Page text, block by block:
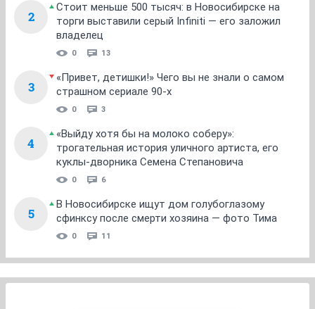
2
Стоит меньше 500 тысяч: в Новосибирске на
торги выставили серый Infiniti — его заложил
владелец
0 13
3
«Привет, детишки!» Чего вы не знали о самом
страшном сериале 90-х
0 3
4
«Выйду хотя бы на молоко соберу»:
трогательная история уличного артиста, его
куклы-дворника Семена Степановича
0 6
5
В Новосибирске ищут дом голубоглазому
сфинксу после смерти хозяина — фото Тима
0 11